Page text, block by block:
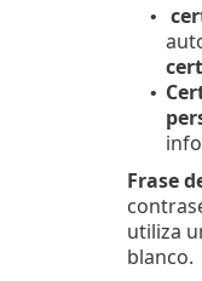
•
•
Frase
utiliza
blanco.